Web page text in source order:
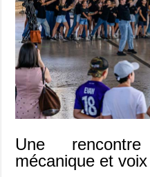
Une
mécanique et